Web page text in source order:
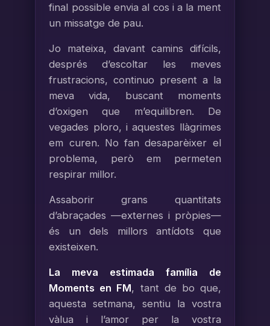
final possible envia al cos i a la ment
un missatge de pau.
Jo mateixa, davant camins difícils,
després d’escoltar les meves
frustracions, continuo present a la
meva vida, buscant moments
d’oxigen que m’equilibren. De
vegades ploro, i aquestes llàgrimes
em curen. No fan desaparèixer el
problema, però em permeten
respirar millor.
Assaborir grans quantitats
d’abraçades —externes i pròpies—
és un dels millors antídots que
existeixen.
La meva estimada família de
Moments en FM, tant de bo que,
aquesta setmana, sentiu la vostra
vàlua i l’amor per la vostra